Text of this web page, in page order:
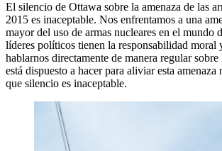
El silencio de Ottawa sobre la amenaza de las
2015 es inaceptable. Nos enfrentamos a una
mayor del uso de armas nucleares en el mundo
líderes políticos tienen la responsabilidad moral
hablarnos directamente de manera regular
está dispuesto a hacer para aliviar esta amenaza
que silencio es inaceptable.